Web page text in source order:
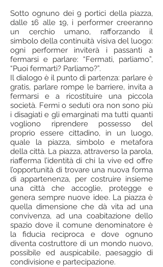
Sotto ognuno dei 9 portici della piazza,
dalle 16 alle 19, i performer creeranno
un cerchio umano, rafforzando il
simbolo della continuità visiva del luogo:
ogni performer inviterà i passanti a
fermarsi e parlare: “Fermati, parliamo”,
“Puoi fermarti? Parliamo?”.
Il dialogo è il punto di partenza: parlare è
gratis, parlare rompe le barriere, invita a
fermarsi e a ricostituire una piccola
società. Fermi o seduti ora non sono più
i disagiati e gli emarginati ma tutti quanti
vogliono riprendere possesso del
proprio essere cittadino, in un luogo,
quale la piazza, simbolo e metafora
della città. La piazza, attraverso la parola,
riafferma l’identità di chi la vive ed offre
l’opportunità di trovare una nuova forma
di appartenenza, per costruire insieme
una città che accoglie, protegge e
genera sempre nuove idee. La piazza è
quella dimensione che dà vita ad una
convivenza, ad una coabitazione dello
spazio dove il comune denominatore è
la fiducia reciproca e dove ognuno
diventa costruttore di un mondo nuovo,
possibile ed auspicabile, paesaggio di
condivisione e partecipazione.